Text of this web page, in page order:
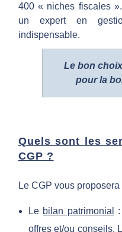
e
p
a
r
m
400 « niches fiscales
un expert en
indispensable.
Le bon
pour la
Quels sont les
CGP ?
Le CGP vous
Le bilan patrimonial
offres et/ou conseils.